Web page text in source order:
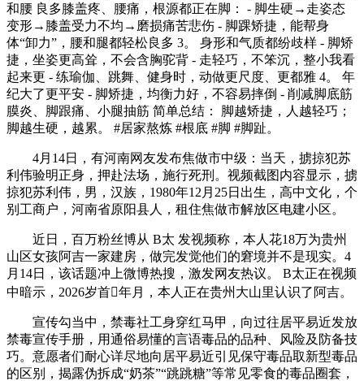
和腰 良多膝盖疼、腰痛，根源都正在脚： - 脚生硬→走姿态
变形→膝盖受力不均→磨损痛苦悲伤 - 脚踝矫捷，能帮身
体“卸力”，腰和腿都轻松良多 3。 身形和气质都纷歧样 - 脚矫
捷，坐姿更高耸，不会含胸驼背 - 走轻巧，不笨沉，整小我看
起来更 - 练瑜伽、跳舞、健身时，动做更尺度、更都雅 4。 年
纪大了更平安 - 脚矫捷，均衡力好，不容易摔倒 - 削减脚底筋
膜炎、脚跟痛、小腿抽筋 简单总结： 脚越矫捷，人越轻巧；
脚越生硬，越累。 #居家熬炼 #根底 #脚 #脚趾。
4月14日，有河南网友发布焦做市中级：当天，掳掠犯苏
利伟验明正身，押赴法场，施行死刑。视频截图内容显示，掳
掠犯苏利伟，男，汉族，1980年12月25日出生，高中文化，个
别工商户，河南省原阳县人，租住焦做市解放区电建小区。
近日，百万粉丝博从 B太 发视频称，本人花18万为贵州
山区女孩阿吉一家建房，做完发觉他们的窘境并不是现实。4
月14日，该话题冲上微博热搜，激发网友热议。 B太正在视频
中暗示，2026岁首年月，本人正在贵州大山里认识了阿吉。
宣传勾当中，禁毒社工身穿红马甲，向过往居平易近发放
禁毒宣传手册，用通俗易懂的言语毒品的品种、风险及防备技
巧。意愿者们耐心详尽地向居平易近引见保守毒品取新型毒品
的区别，揭露伪拆成“奶茶”“跳跳糖”等常见零食的毒品圈套，